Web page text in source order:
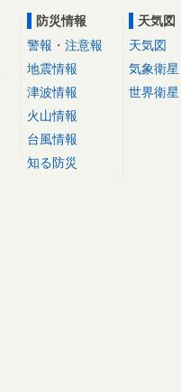
防災情報
警報・注意報
地震情報
津波情報
火山情報
台風情報
知る防災
天気図
天気図
気象衛星
世界衛星